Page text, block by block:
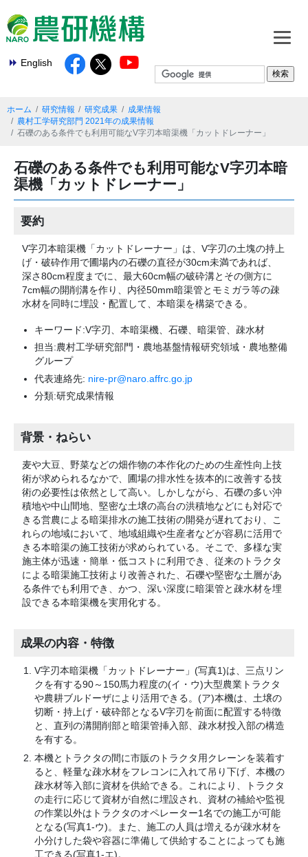
English
ホーム 研究情報 研究成果
成果情報
農村工学研究部門 2021年の成果情報
石礫のある条件でも利用可能なV字刃本暗渠機「カットドレーナー」
石礫のある条件でも利用可能なV字刃本暗
渠機「カットドレーナー」
要約
V字刃本暗渠機「カットドレーナー」は、V字刃の土塊の持上
げ・破砕作用で圃場内の石礫の直径が30cm未満であれば、
深さ80cm程度までに、最大60cm幅の破砕溝とその側方に
7cm幅の開削溝を作り、内径50mm暗渠管とモミガラ等の疎
水材を同時に埋設・配置して、本暗渠を構築できる。
キーワード:V字刃、本暗渠機、石礫、暗渠管、疎水材
担当:農村工学研究部門・農地基盤情報研究領域・農地整備
グループ
代表連絡先: nire-pr@naro.affrc.go.jp
分類:研究成果情報
背景・ねらい
麦や大豆、野菜などの畑作物の本作化のための生産性向上技
術が求められるなかで、圃場の排水性を抜本的に改善する技
術の必要性は依然として高い。しかしながら、石礫の多い沖
積地や中山間地、堅密な土壌の高台の洪積地などにも対応で
きる営農による暗渠排水の施工技術の開発が遅れており、こ
れらの地域において、地域組織や生産者などが容易に活用で
きる本暗渠の施工技術が求められている。そこで、多様な実
施主体が迅速・簡単・低コストに利用でき、従来のトラクタ
による暗渠施工技術より改善された、石礫や堅密な土層があ
る条件でも利用でき、かつ、深い深度に暗渠管と疎水材を埋
設できる本暗渠機を実用化する。
成果の内容・特徴
V字刃本暗渠機「カットドレーナー」(写真1)は、三点リン
クを有する90～150馬力程度の(イ・ウ)大型農業トラクタ
や農耕ブルドーザにより活用できる。(ア)本機は、土壌の
切断・持上げ・破砕部となるV字刃を前面に配置する特徴
と、直列の溝開削部と暗渠管挿入部、疎水材投入部の構造
を有する。
本機とトラクタの間に市販のトラクタ用クレーンを装着す
ると、軽量な疎水材をフレコンに入れて吊り下げ、本機の
疎水材等入部に資材を供給できる。これにより、トラクタ
の走行に応じて資材が自然に埋設され、資材の補給や監視
の作業以外はトラクタのオペレーター1名での施工が可能
となる(写真1-ウ)。また、施工の人員は増えるが疎水材を
小分けした袋や容器に準備して供給することによっても施
工できる(写真1-エ)。